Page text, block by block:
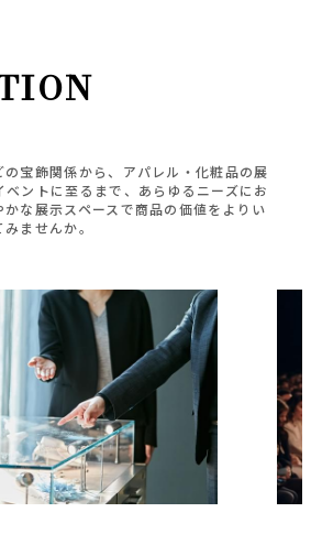
の宝飾関係から、アパレル・化粧品の展
ントに至るまで、あらゆるニーズにお
な展示スペースで商品の価値をよりい
ませんか。